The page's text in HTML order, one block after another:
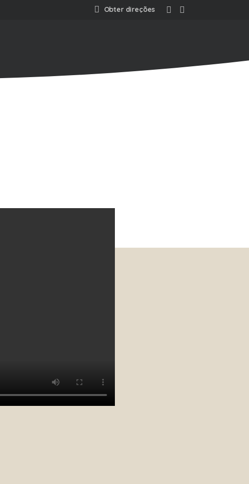
Obter direções